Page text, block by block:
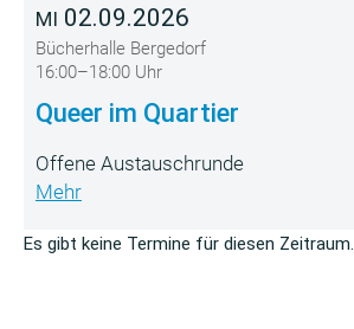
MI 02.09.2026
Bücherhalle Bergedorf
16:00–18:00 Uhr
Queer im Quartier
Offene Austauschrunde
Mehr
Es gibt keine Termine für diesen Zeitraum.